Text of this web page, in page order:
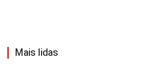
Mais lidas